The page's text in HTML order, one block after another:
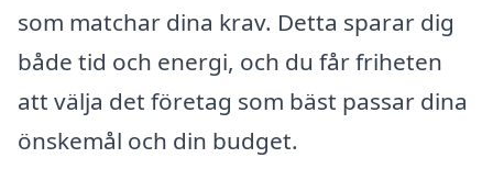
som matchar dina krav. Detta sparar dig
både tid och energi, och du får friheten
att välja det företag som bäst passar dina
önskemål och din budget.